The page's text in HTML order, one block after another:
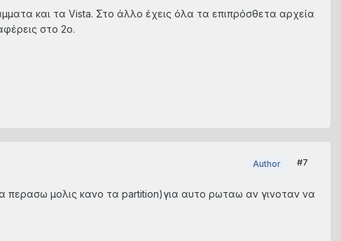
και τα Vista. Στο άλλο έχεις όλα τα επιπρόσθετα αρχεία
στο 2ο.
Author #7
περασω μολις κανο τα partition)για αυτο ρωταω αν γινοταν να